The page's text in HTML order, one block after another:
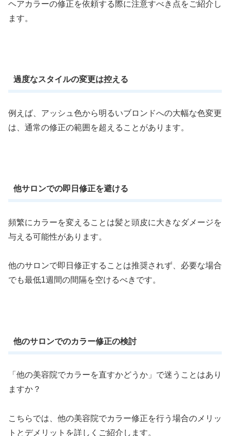
ヘアカラーの修正を依頼する際に注意すべき点をご紹介し
ます。
過度なスタイルの変更は控える
例えば、アッシュ色から明るいブロンドへの大幅な色変更
は、通常の修正の範囲を超えることがあります。
他サロンでの即日修正を避ける
頻繁にカラーを変えることは髪と頭皮に大きなダメージを
与える可能性があります。
他のサロンで即日修正することは推奨されず、必要な場合
でも最低1週間の間隔を空けるべきです。
他のサロンでのカラー修正の検討
「他の美容院でカラーを直すかどうか」で迷うことはあり
ますか？
こちらでは、他の美容院でカラー修正を行う場合のメリッ
トとデメリットを詳しくご紹介します。